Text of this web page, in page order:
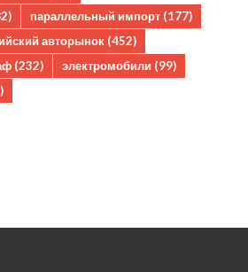
параллельный импорт (177)
авторынок (452)
(232) электромобили (99)